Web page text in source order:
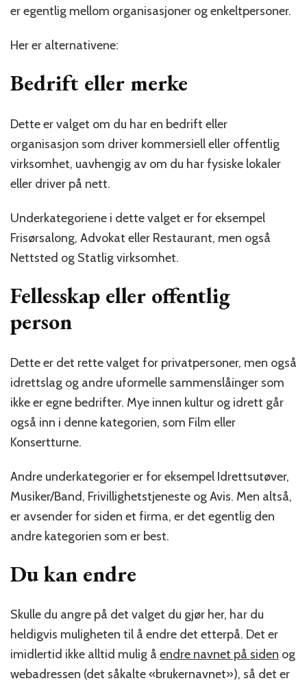
er egentlig mellom organisasjoner og enkeltpersoner.
Her er alternativene:
Bedrift eller merke
Dette er valget om du har en bedrift eller
organisasjon som driver kommersiell eller offentlig
virksomhet, uavhengig av om du har fysiske lokaler
eller driver på nett.
Underkategoriene i dette valget er for eksempel
Frisørsalong, Advokat eller Restaurant, men også
Nettsted og Statlig virksomhet.
Fellesskap eller offentlig
person
Dette er det rette valget for privatpersoner, men også
idrettslag og andre uformelle sammenslåinger som
ikke er egne bedrifter. Mye innen kultur og idrett går
også inn i denne kategorien, som Film eller
Konsertturne.
Andre underkategorier er for eksempel Idrettsutøver,
Musiker/Band, Frivillighetstjeneste og Avis. Men altså,
er avsender for siden et firma, er det egentlig den
andre kategorien som er best.
Du kan endre
Skulle du angre på det valget du gjør her, har du
heldigvis muligheten til å endre det etterpå. Det er
imidlertid ikke alltid mulig å endre navnet på siden og
webadressen (det såkalte «brukernavnet»), så det er